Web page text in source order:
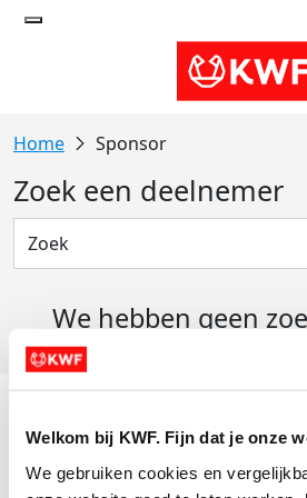
Welkom bij KWF. Fijn dat je onze
We gebruiken cookies en
Sponsor
Zoek een deelnemer
We hebben geen
Actiematerialen
Evenementen